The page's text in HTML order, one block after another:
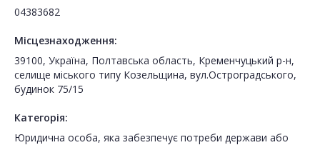
04383682
Місцезнаходження:
39100, Україна, Полтавська область, Кременчуцький р-н,
селище міського типу Козельщина, вул.Остроградського,
будинок 75/15
Категорія:
Юридична особа, яка забезпечує потреби держави або